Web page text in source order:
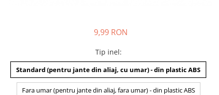
9,99 RON
Tip inel:
Standard (pentru jante din aliaj, cu umar) - din plastic ABS
Fara umar (pentru jante din aliaj, fara umar) - din plastic ABS